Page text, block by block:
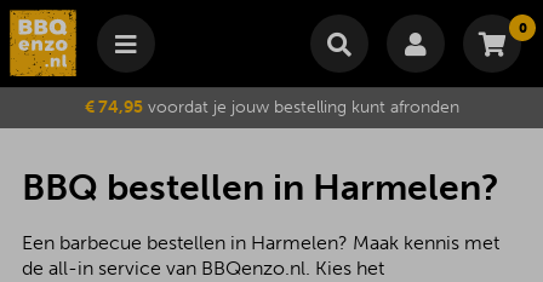
0
Winkelmand
Je winkelwagen is momenteel leeg.
Subtotaal €
Wijzig winkelmand Bestellen
€ 74,95voordat je jouw bestelling kunt afronden
BBQ bestellen in Harmelen?
Een barbecue bestellen in Harmelen? Maak kennis met
de all-in service van BBQenzo.nl. Kies het